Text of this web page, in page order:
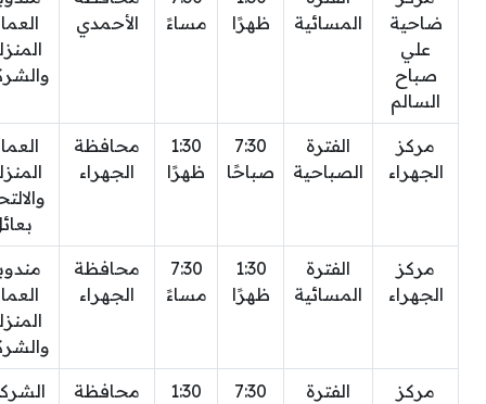
ضاحية
علي
صباح
السالم
المسائية
ظهرًا
مساءً
الأحمدي
مركز
الجهراء
الفترة
الصباحية
7:30
صباحًا
1:30
ظهرًا
محافظة
الجهراء
مركز
الجهراء
الفترة
المسائية
1:30
ظهرًا
7:30
مساءً
محافظة
الجهراء
مركز
الفترة
7:30
1:30
محافظة